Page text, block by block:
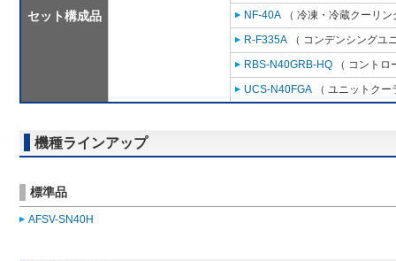
セット構成品
NF-40A （ 冷凍・冷蔵クーリ
R-F335A （ コンデンシングユ
RBS-N40GRB-HQ （ コント
UCS-N40FGA （ ユニットク
機種ラインアップ
標準品
AFSV-SN40H